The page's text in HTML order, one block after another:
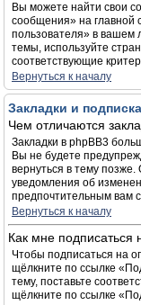
Вы можете найти свои
сообщения» на главной
пользователя» в вашем
темы, используйте
соответствующие
Вернуться к началу
Закладки и
Чем отличаются
Закладки в phpBB3
Вы не будете
вернуться в тему
уведомления об
предпочтительным вам
Вернуться к началу
Как мне
Чтобы подписаться на
щёлкните по ссылке
тему, поставьте
щёлкните по ссылке